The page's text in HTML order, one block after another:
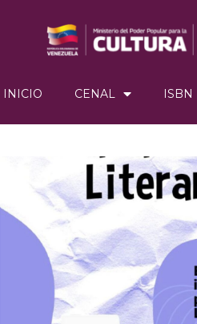
INICIO CENAL ISBN